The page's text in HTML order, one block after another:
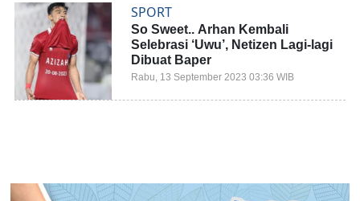
SPORT
So Sweet.. Arhan Kembali
Selebrasi ‘Uwu’, Netizen Lagi-lagi
Dibuat Baper
Rabu, 13 September 2023 03:36 WIB